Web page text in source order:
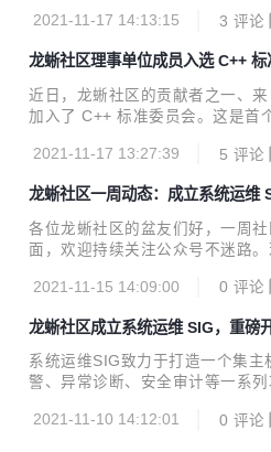
么要把龙蜥捐给开放原子开源基
系统伙伴携手合作，累计在 2000
计算机等应用领域。软件生态是
节，通过包括开源操作系统的软
大的软件开发者带来基于 Arm 架
Wafaa 表示：“支持开源软件社区
2021-11-17 14:13:15 3 评论
龙蜥社区理事单位成员入选 C++ 标
近日，龙蜥社区的贡献者之一、
加入了 C++ 标准委员会。这是首
e、Module、Concept 以及
发效率的双重提升。他们实现了一
允许 C++ 开发者以同步方式写异
点，同步代码可以很方便地切换
码更简洁易懂、方便维护。 但
2021-11-17 13:27:39 5 评论
龙蜥社区一周动态：成立系统运维
统运维工具集
各位龙蜥社区的盆友们好，一周
面，欢迎持续关注公众号不迷路
立系统运维SIG，重磅开源sysAK
万服务器的多年运维经验，通过对
型场景，针对不同的运维需求提
产品进行服务。工具集包含了很多
运维，更多详情点击图片一键阅
2021-11-15 14:09:00 0 评论
龙蜥社区成立系统运维 SIG，重磅
工具集
系统运维SIG致力于打造一个集主
警、异常诊断、安全审计等一系
加入系统运维 SIG： 网址：
2021-11-10 14:12:01 0 评论